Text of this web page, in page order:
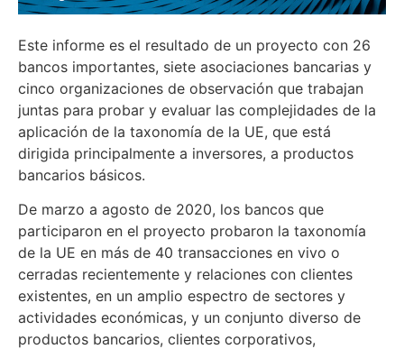
Este informe es el resultado de un proyecto con 26
bancos importantes, siete asociaciones bancarias y
cinco organizaciones de observación que trabajan
juntas para probar y evaluar las complejidades de la
aplicación de la taxonomía de la UE, que está
dirigida principalmente a inversores, a productos
bancarios básicos.
De marzo a agosto de 2020, los bancos que
participaron en el proyecto probaron la taxonomía
de la UE en más de 40 transacciones en vivo o
cerradas recientemente y relaciones con clientes
existentes, en un amplio espectro de sectores y
actividades económicas, y un conjunto diverso de
productos bancarios, clientes corporativos,